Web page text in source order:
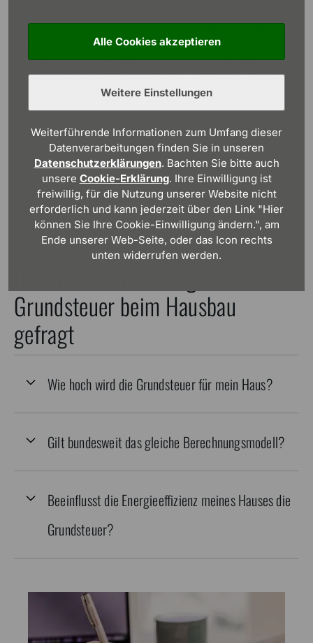
Alle Cookies akzeptieren
Weitere Einstellungen
Weiterführende Informationen zum Umfang dieser
Datenverarbeitungen finden Sie in unseren
Datenschutzerklärungen. Bachten Sie bitte auch
unsere Cookie-Erklärung. Ihre Einwilligung ist
freiwillig, für die Nutzung unserer Website nicht
erforderlich und kann jederzeit über den Link "Hier
können Sie Ihre Cookie-Einwilligung ändern.", am
Ende unserer Web-Seite, oder das Icon rechts
unten widerrufen werden.
Grundsteuerwert den veralteten Einheitswert und
schafft mehr Marktgerechtigkeit.Auch nach
Inkrafttreten der Reform legen die Gemeinden
weiterhin eigene Hebesätze fest. Bei Bedarf können
diese angepasst werden. Wichtig für BauherrInnen:
Auch bei einem Hausbau (Neubau) wird die
Grundsteuer künftig anhand dieser Kriterien ermittelt.
Neubauten werden nach Fertigstellung steuerlich
erfasst. Häufig geschieht dies automatisch,
möglicherweise erbittet das zuständige Finanzamt
ergänzende Angaben.
Grundsteuer beim Hausbau
gefragt
Wie hoch wird die Grundsteuer für mein Haus?
Gilt bundesweit das gleiche Berechnungsmodell?
Beeinflusst die Energieeffizienz meines Hauses die
Grundsteuer?